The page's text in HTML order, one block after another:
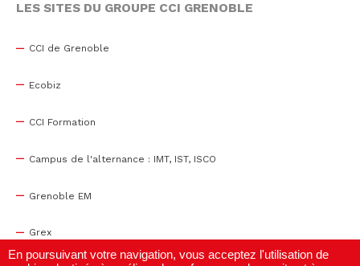
LES SITES DU GROUPE CCI GRENOBLE
CCI de Grenoble
Ecobiz
CCI Formation
Campus de l'alternance : IMT, IST, ISCO
Grenoble EM
Grex
En poursuivant votre navigation, vous acceptez l'utilisation de